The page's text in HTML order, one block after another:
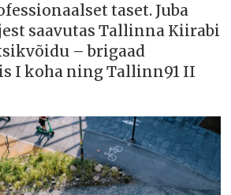
taset. Juba
saavutas Tallinna Kiirabi
– brigaad
I koha ning Tallinn91 II